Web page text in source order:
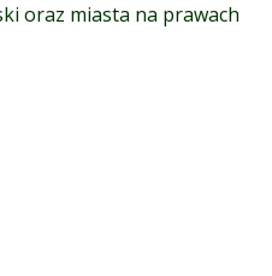
oraz miasta na prawach